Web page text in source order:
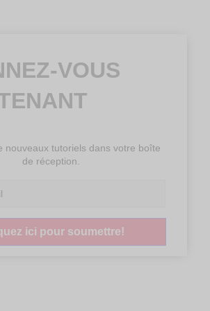
VOUS
nouveaux tutoriels dans votre boîte
de réception.
ici pour soumettre!